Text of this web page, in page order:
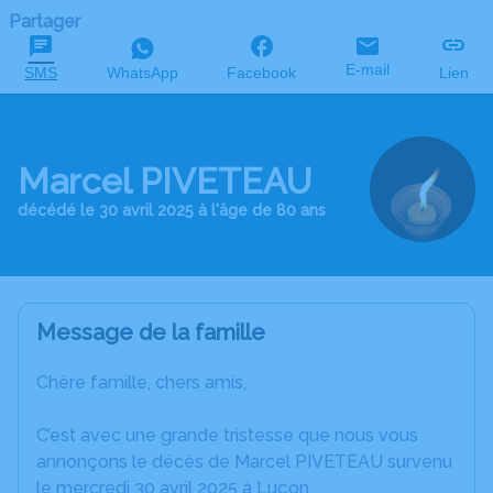
Partager
SMS WhatsApp Facebook E-mail Lien
Marcel PIVETEAU
décédé le 30 avril 2025 à l'âge de 80 ans
Message de la famille
Chère famille, chers amis,
C’est avec une grande tristesse que nous vous
annonçons le décès de Marcel PIVETEAU survenu
le mercredi 30 avril 2025 à Luçon.